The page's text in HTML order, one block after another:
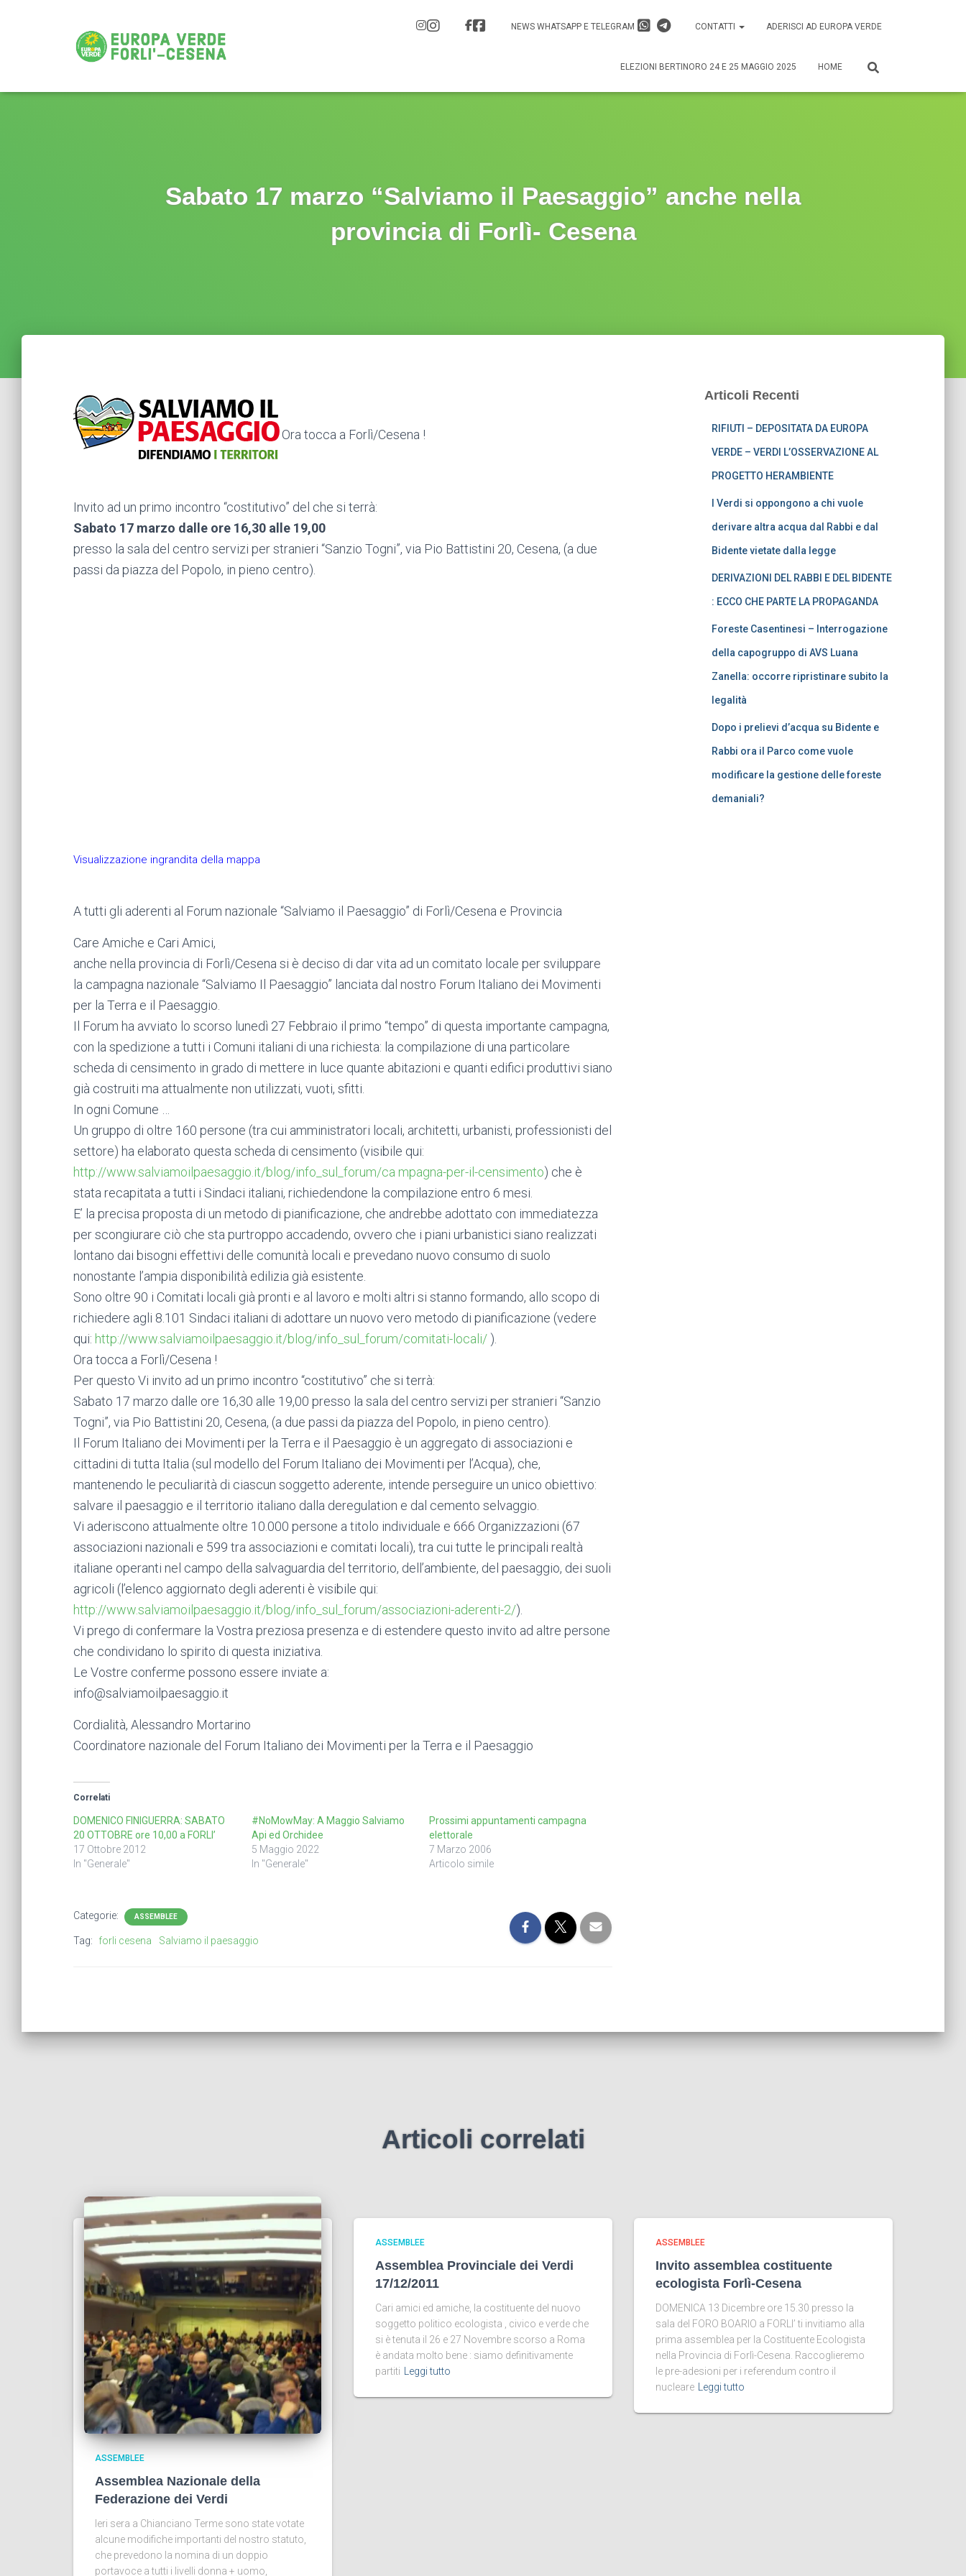
NEWS WHATSAPP E TELEGRAM CONTATTI ADERISCI AD EUROPA VERDE
ELEZIONI BERTINORO 24 E 25 MAGGIO 2025 HOME
Sabato 17 marzo “Salviamo il Paesaggio” anche nella
provincia di Forlì- Cesena
Ora tocca a Forlì/Cesena !
Invito ad un primo incontro “costitutivo” del che si terrà:
Sabato 17 marzo dalle ore 16,30 alle 19,00
presso la sala del centro servizi per stranieri “Sanzio Togni”, via Pio Battistini 20, Cesena, (a due
passi da piazza del Popolo, in pieno centro).
Visualizzazione ingrandita della mappa
A tutti gli aderenti al Forum nazionale “Salviamo il Paesaggio” di Forlì/Cesena e Provincia
Care Amiche e Cari Amici,
anche nella provincia di Forlì/Cesena si è deciso di dar vita ad un comitato locale per sviluppare
la campagna nazionale “Salviamo Il Paesaggio” lanciata dal nostro Forum Italiano dei Movimenti
per la Terra e il Paesaggio.
Il Forum ha avviato lo scorso lunedì 27 Febbraio il primo “tempo” di questa importante campagna,
con la spedizione a tutti i Comuni italiani di una richiesta: la compilazione di una particolare
scheda di censimento in grado di mettere in luce quante abitazioni e quanti edifici produttivi siano
già costruiti ma attualmente non utilizzati, vuoti, sfitti.
In ogni Comune …
Un gruppo di oltre 160 persone (tra cui amministratori locali, architetti, urbanisti, professionisti del
settore) ha elaborato questa scheda di censimento (visibile qui:
http://www.salviamoilpaesaggio.it/blog/info_sul_forum/ca mpagna-per-il-censimento) che è
stata recapitata a tutti i Sindaci italiani, richiedendone la compilazione entro 6 mesi.
E’ la precisa proposta di un metodo di pianificazione, che andrebbe adottato con immediatezza
per scongiurare ciò che sta purtroppo accadendo, ovvero che i piani urbanistici siano realizzati
lontano dai bisogni effettivi delle comunità locali e prevedano nuovo consumo di suolo
nonostante l’ampia disponibilità edilizia già esistente.
Sono oltre 90 i Comitati locali già pronti e al lavoro e molti altri si stanno formando, allo scopo di
richiedere agli 8.101 Sindaci italiani di adottare un nuovo vero metodo di pianificazione (vedere
qui: http://www.salviamoilpaesaggio.it/blog/info_sul_forum/comitati-locali/ ).
Ora tocca a Forlì/Cesena !
Per questo Vi invito ad un primo incontro “costitutivo” che si terrà:
Sabato 17 marzo dalle ore 16,30 alle 19,00 presso la sala del centro servizi per stranieri “Sanzio
Togni”, via Pio Battistini 20, Cesena, (a due passi da piazza del Popolo, in pieno centro).
Il Forum Italiano dei Movimenti per la Terra e il Paesaggio è un aggregato di associazioni e
cittadini di tutta Italia (sul modello del Forum Italiano dei Movimenti per l’Acqua), che,
mantenendo le peculiarità di ciascun soggetto aderente, intende perseguire un unico obiettivo:
salvare il paesaggio e il territorio italiano dalla deregulation e dal cemento selvaggio.
Vi aderiscono attualmente oltre 10.000 persone a titolo individuale e 666 Organizzazioni (67
associazioni nazionali e 599 tra associazioni e comitati locali), tra cui tutte le principali realtà
italiane operanti nel campo della salvaguardia del territorio, dell’ambiente, del paesaggio, dei suoli
agricoli (l’elenco aggiornato degli aderenti è visibile qui:
http://www.salviamoilpaesaggio.it/blog/info_sul_forum/associazioni-aderenti-2/).
Vi prego di confermare la Vostra preziosa presenza e di estendere questo invito ad altre persone
che condividano lo spirito di questa iniziativa.
Le Vostre conferme possono essere inviate a:
info@salviamoilpaesaggio.it
Cordialità, Alessandro Mortarino
Coordinatore nazionale del Forum Italiano dei Movimenti per la Terra e il Paesaggio
Correlati
DOMENICO FINIGUERRA: SABATO
20 OTTOBRE ore 10,00 a FORLI’
17 Ottobre 2012
In "Generale"
#NoMowMay: A Maggio Salviamo
Api ed Orchidee
5 Maggio 2022
In "Generale"
Prossimi appuntamenti campagna
elettorale
7 Marzo 2006
Articolo simile
Categorie: ASSEMBLEE
Tag: forli cesena Salviamo il paesaggio
Articoli Recenti
RIFIUTI – DEPOSITATA DA EUROPA
VERDE – VERDI L’OSSERVAZIONE AL
PROGETTO HERAMBIENTE
I Verdi si oppongono a chi vuole
derivare altra acqua dal Rabbi e dal
Bidente vietate dalla legge
DERIVAZIONI DEL RABBI E DEL BIDENTE
: ECCO CHE PARTE LA PROPAGANDA
Foreste Casentinesi – Interrogazione
della capogruppo di AVS Luana
Zanella: occorre ripristinare subito la
legalità
Dopo i prelievi d’acqua su Bidente e
Rabbi ora il Parco come vuole
modificare la gestione delle foreste
demaniali?
Articoli correlati
ASSEMBLEE
Assemblea Nazionale della
Federazione dei Verdi
Ieri sera a Chianciano Terme sono state votate
alcune modifiche importanti del nostro statuto,
che prevedono la nomina di un doppio
portavoce a tutti i livelli donna + uomo,
ASSEMBLEE
Assemblea Provinciale dei Verdi
17/12/2011
Cari amici ed amiche, la costituente del nuovo
soggetto politico ecologista , civico e verde che
si è tenuta il 26 e 27 Novembre scorso a Roma
è andata molto bene : siamo definitivamente
partiti
Leggi tutto
ASSEMBLEE
Invito assemblea costituente
ecologista Forlì-Cesena
DOMENICA 13 Dicembre ore 15.30 presso la
sala del FORO BOARIO a FORLI’ ti invitiamo alla
prima assemblea per la Costituente Ecologista
nella Provincia di Forlì-Cesena. Raccoglieremo
le pre-adesioni per i referendum contro il
nucleare
Leggi tutto